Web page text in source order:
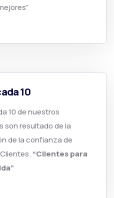
10
10 de nuestros
son resultado de la
de la confianza de
“Clientes para